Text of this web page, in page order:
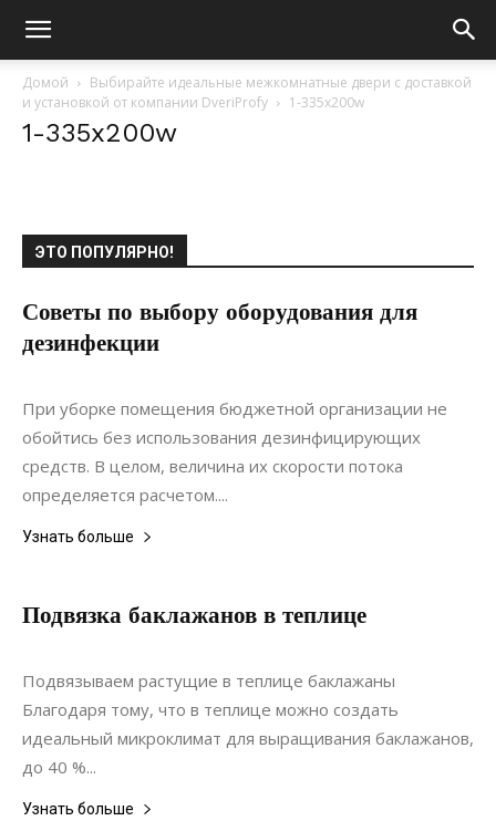
Домой
Выбирайте идеальные межкомнатные двери с доставкой
и установкой от компании DveriProfy
1-335x200w
1-335x200w
ЭТО ПОПУЛЯРНО!
Советы по выбору оборудования для
дезинфекции
21.03.2021
При уборке помещения бюджетной организации не
обойтись без использования дезинфицирующих
средств. В целом, величина их скорости потока
определяется расчетом....
Узнать больше
Подвязка баклажанов в теплице
21.01.2019
Подвязываем растущие в теплице баклажаны
Благодаря тому, что в теплице можно создать
идеальный микроклимат для выращивания баклажанов,
до 40 %...
Узнать больше